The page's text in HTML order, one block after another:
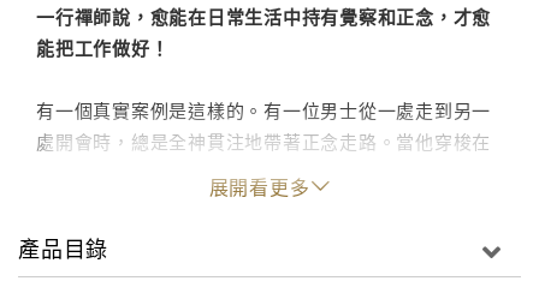
一行禪師說，愈能在日常生活中持有覺察和正念，才愈
能把工作做好！
有一個真實案例是這樣的。有一位男士從一處走到另一
處開會時，總是全神貫注地帶著正念走路。當他穿梭在
市中心的辦公大樓，他總是專注地走路，覺知自己的吸
氣和呼氣，路過的人都對他報以微笑，因為他在匆忙人
群中顯得如此平靜。這位男士說，自從開始了正念修習
之後，縱使在會議上遇到刁難的人，他應付起來也較為
展開看更多
產品目錄